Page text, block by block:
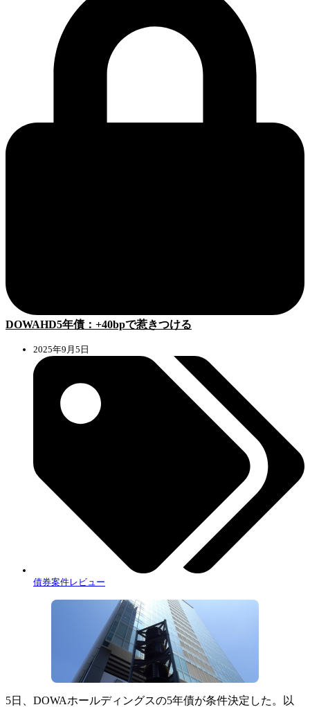
DOWAHD5年債：+40bpで惹きつける
2025年9月5日
債券案件レビュー
5日、DOWAホールディングスの5年債が条件決定した。以